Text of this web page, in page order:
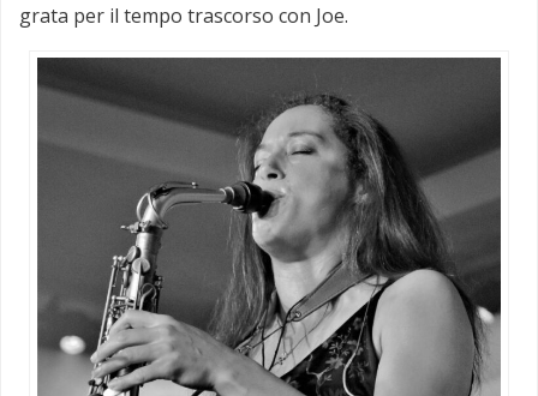
grata per il tempo trascorso con Joe.